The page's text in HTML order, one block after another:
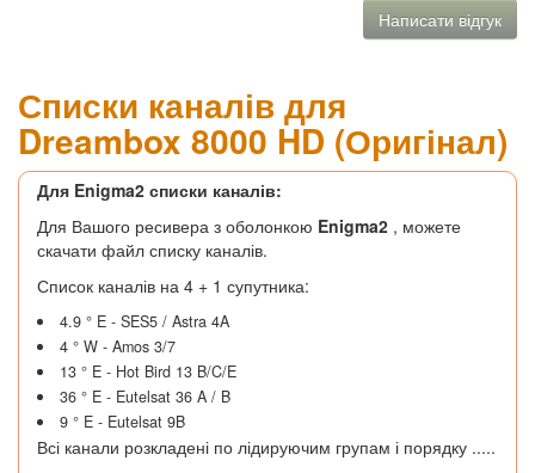
Написати відгук
Списки каналів для
Dreambox 8000 HD (Оригінал)
Для Enigma2 списки каналів:
Для Вашого ресивера з оболонкою Enigma2 , можете
скачати файл списку каналів.
Список каналів на 4 + 1 супутника:
4.9 ° E - SES5 / Astra 4A
4 ° W - Amos 3/7
13 ° E - Hot Bird 13 B/C/E
36 ° E - Eutelsat 36 A / B
9 ° E - Eutelsat 9B
Всі канали розкладені по лідируючим групам і порядку .....